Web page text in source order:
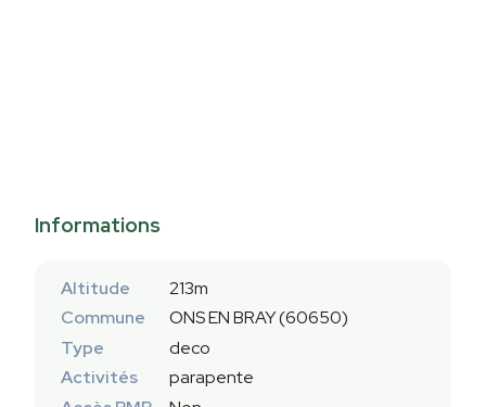
Informations
Altitude
213m
Commune
ONS EN BRAY (60650)
Type
deco
Activités
parapente